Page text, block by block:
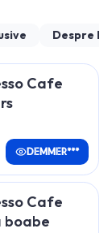
Despre
Cafe
DEMMER***
Cafe
boabe